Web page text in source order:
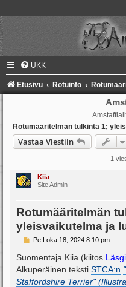
UKK
Etusivu Rotuinfo
Rotumääritelmän tulkinta 1;
Vastaa Viestiin
1
Kiia
Site Admin
Rotumääritelmän
yleisvaikutelma ja
V
e
t
i
Pe Loka 18, 2024 8:10 pm
Suomentaja Kiia (kiitos
Alkuperäinen teksti STCA:n
Staffordshire Terrier"